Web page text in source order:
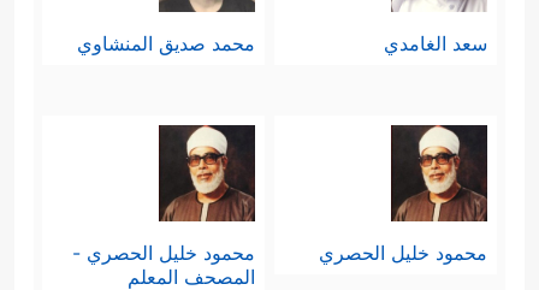
سعد الغامدي محمد صديق المنشاوي
محمود خليل الحصري
محمود خليل الحصري -
المصحف المعلم